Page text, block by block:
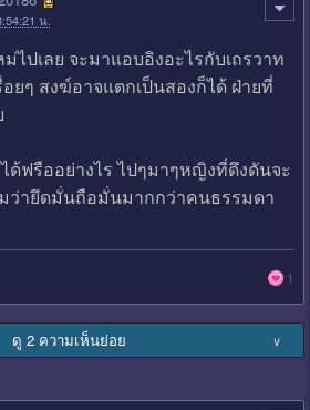
น.
ไปเลย จะมาแอบอิงอะไรกับเถรวาท
ยๆ สงฆ์อาจแตกเป็นสองก็ได้ ฝ่ายที่
ด้ฟรืออย่างไร ไปๆมาๆหญิงที่ดึงดันจะ
ว่ายึดมั่นถือมั่นมากกว่าคนธรรมดา
1
ดู 2 ความเห็นย่อย ∨